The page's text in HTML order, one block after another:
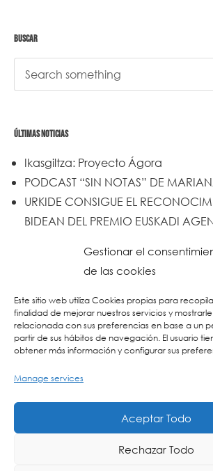
Gestionar el
de las cookies
Este sitio web utiliza Cookies propias para
finalidad de mejorar nuestros servicios y
relacionada con sus preferencias en base a un
partir de sus hábitos de navegación. El usuario
obtener más información y configurar sus
Manage services
Aceptar Todo
Rechazar Todo
BUSCAR
ÚLTIMAS NOTICIAS
Ikasgiltza: Proyecto Ágora
PODCAST “SIN NOTAS” DE
URKIDE CONSIGUE EL
BIDEAN DEL PREMIO EUSKADI
Urkide en Cadena SER